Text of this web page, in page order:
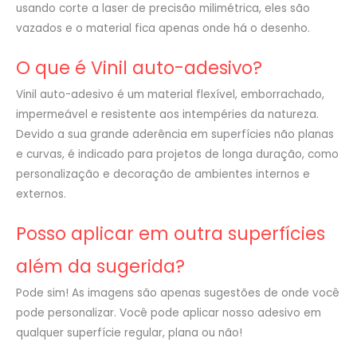
usando corte a laser de precisão milimétrica, eles são
vazados e o material fica apenas onde há o desenho.
O que é Vinil auto-adesivo?
Vinil auto-adesivo é um material flexível, emborrachado,
impermeável e resistente aos intempéries da natureza.
Devido a sua grande aderência em superfícies não planas
e curvas, é indicado para projetos de longa duração, como
personalização e decoração de ambientes internos e
externos.
Posso aplicar em outra superfícies
além da sugerida?
Pode sim! As imagens são apenas sugestões de onde você
pode personalizar. Você pode aplicar nosso adesivo em
qualquer superfície regular, plana ou não!